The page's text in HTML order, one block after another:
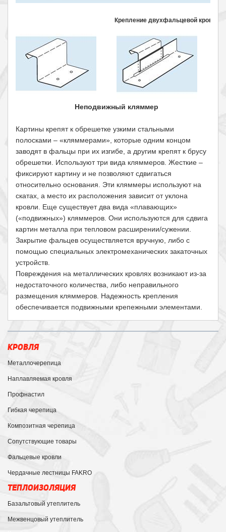
Крепление двухфальцевой кровли
Неподвижный кляммер
Картины крепят к обрешетке узкими стальными
полосками – «кляммерами», которые одним концом
заводят в фальцы при их изгибе, а другим крепят к брусу
обрешетки. Используют три вида кляммеров. Жесткие –
фиксируют картину и не позволяют сдвигаться
относительно основания. Эти кляммеры используют на
скатах, а место их расположения зависит от уклона
кровли. Еще существует два вида «плавающих»
(«подвижных») кляммеров. Они используются для сдвига
картин металла при тепловом расширении/сужении.
Закрытие фальцев осуществляется вручную, либо с
помощью специальных электромеханических закаточных
устройств.
Повреждения на металлических кровлях возникают из-за
недостаточного количества, либо неправильного
размещения кляммеров. Надежность крепления
обеспечивается подвижными крепежными элементами.
КРОВЛЯ
Металлочерепица
Наплавляемая кровля
Профнастил
Гибкая черепица
Композитная черепица
Сопутствующие товары
Фальцевые кровли
Чердачные лестницы FAKRO
ТЕПЛОИЗОЛЯЦИЯ
Базальтовый утеплитель
Межвенцовый утеплитель